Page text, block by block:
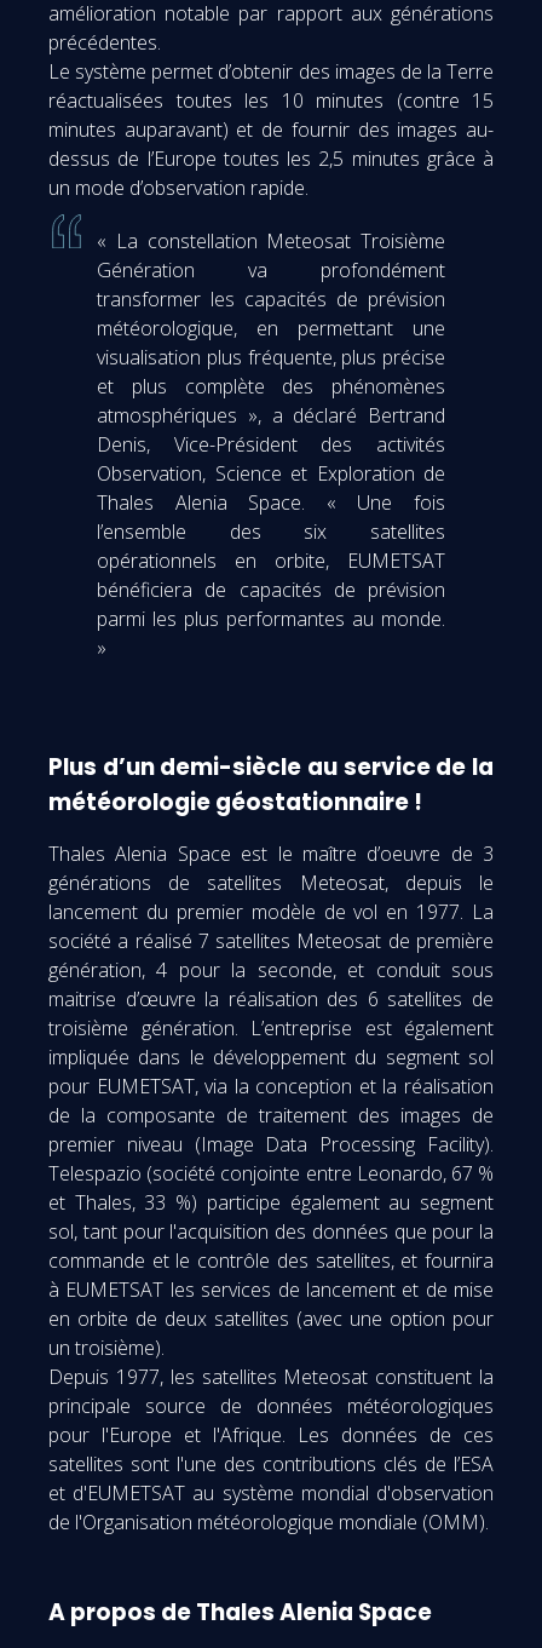
amélioration notable par rapport aux générations
précédentes.
Le système permet d’obtenir des images de la Terre
réactualisées toutes les 10 minutes (contre 15
minutes auparavant) et de fournir des images au-
dessus de l’Europe toutes les 2,5 minutes grâce à
un mode d’observation rapide.
« La constellation Meteosat Troisième
Génération va profondément
transformer les capacités de prévision
météorologique, en permettant une
visualisation plus fréquente, plus précise
et plus complète des phénomènes
atmosphériques », a déclaré Bertrand
Denis, Vice-Président des activités
Observation, Science et Exploration de
Thales Alenia Space. « Une fois
l’ensemble des six satellites
opérationnels en orbite, EUMETSAT
bénéficiera de capacités de prévision
parmi les plus performantes au monde.
»
Plus d’un demi-siècle au service de la
météorologie géostationnaire !
Thales Alenia Space est le maître d’oeuvre de 3
générations de satellites Meteosat, depuis le
lancement du premier modèle de vol en 1977. La
société a réalisé 7 satellites Meteosat de première
génération, 4 pour la seconde, et conduit sous
maitrise d’œuvre la réalisation des 6 satellites de
troisième génération. L’entreprise est également
impliquée dans le développement du segment sol
pour EUMETSAT, via la conception et la réalisation
de la composante de traitement des images de
premier niveau (Image Data Processing Facility).
Telespazio (société conjointe entre Leonardo, 67 %
et Thales, 33 %) participe également au segment
sol, tant pour l'acquisition des données que pour la
commande et le contrôle des satellites, et fournira
à EUMETSAT les services de lancement et de mise
en orbite de deux satellites (avec une option pour
un troisième).
Depuis 1977, les satellites Meteosat constituent la
principale source de données météorologiques
pour l'Europe et l'Afrique. Les données de ces
satellites sont l'une des contributions clés de l’ESA
et d'EUMETSAT au système mondial d'observation
de l'Organisation météorologique mondiale (OMM).
A propos de Thales Alenia Space